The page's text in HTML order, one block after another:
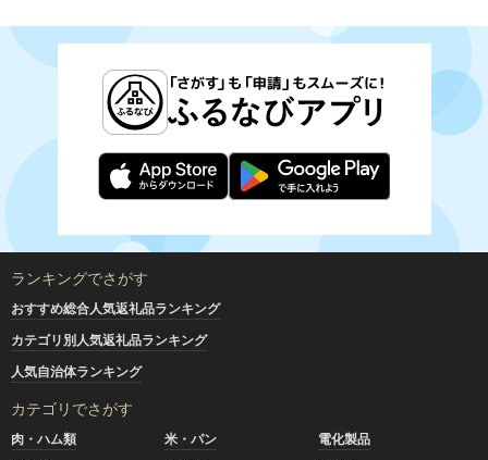
ランキングでさがす
おすすめ総合人気返礼品ランキング
カテゴリ別人気返礼品ランキング
人気自治体ランキング
カテゴリでさがす
肉・ハム類 米・パン
電化製品